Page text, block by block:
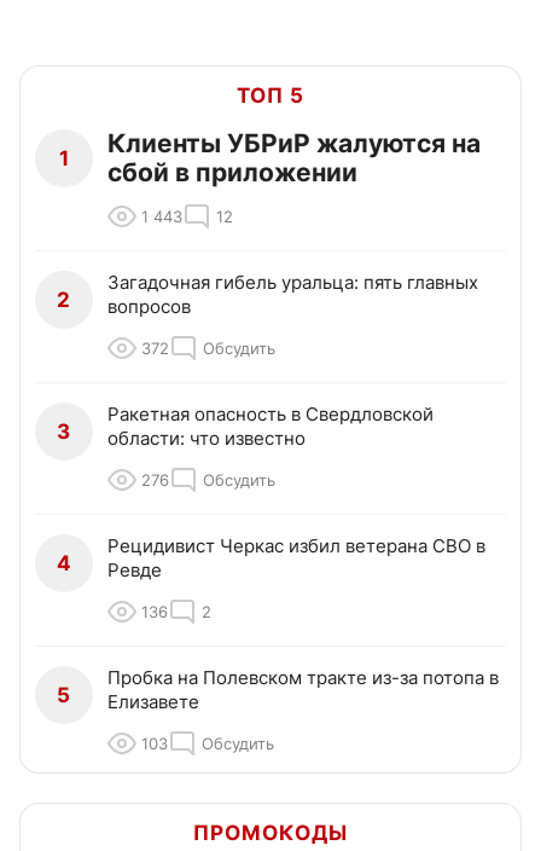
ТОП 5
1
Клиенты УБРиР жалуются на
сбой в приложении
1 443 12
2
Загадочная гибель уральца: пять главных
вопросов
372 Обсудить
3
Ракетная опасность в Свердловской
области: что известно
276 Обсудить
4
Рецидивист Черкас избил ветерана СВО в
Ревде
136 2
5
Пробка на Полевском тракте из-за потопа в
Елизавете
103 Обсудить
ПРОМОКОДЫ